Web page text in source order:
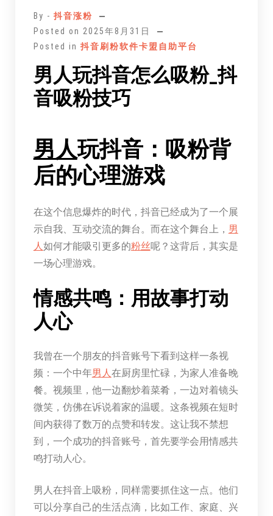
By - 抖音涨粉
Posted on 2025年8月31日
Posted in 抖音刷粉软件卡盟自助平台
男人玩抖音怎么吸粉_抖
音吸粉技巧
男人玩抖音：吸粉背
后的心理游戏
在这个信息爆炸的时代，抖音已经成为了一个展
示自我、互动交流的舞台。而在这个舞台上， 男
人 如何才能吸引更多的粉丝呢？这背后，其实是
一场心理游戏。
情感共鸣：用故事打动
人心
我曾在一个朋友的抖音账号下看到这样一条视
频：一个中年男人 在厨房里忙碌，为家人准备晚
餐。视频里，他一边翻炒着菜肴，一边对着镜头
微笑，仿佛在诉说着家的温暖。这条视频在短时
间内获得了数万的点赞和转发。这让我不禁想
到，一个成功的抖音账号，首先要学会用情感共
鸣打动人心。
男人在抖音上吸粉，同样需要抓住这一点。他们
可以分享自己的生活点滴，比如工作、家庭、兴